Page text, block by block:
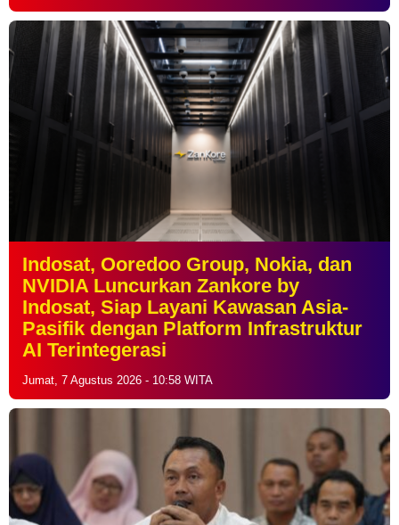
Indosat, Ooredoo Group, Nokia, dan
NVIDIA Luncurkan Zankore by
Indosat, Siap Layani Kawasan Asia-
Pasifik dengan Platform Infrastruktur
AI Terintegerasi
Jumat, 7 Agustus 2026 - 10:58 WITA